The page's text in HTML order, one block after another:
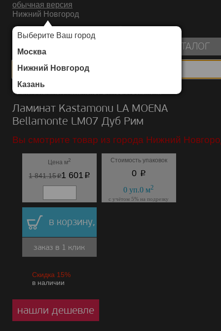
обычная версия
Нижний Новгород
Выберите Ваш город
Москва
Нижний Новгород
Казань
ИНТЕРНЕТ-МАГАЗИН НАПОЛЬНЫХ ПОКРЫТИЙ
КАТАЛОГ
Каталог/Ламинат/Kastamonu/LA MOENA Bellamonte
Ламинат Kastamonu LA MOENA
Bellamonte LM07 Дуб Рим
Вы смотрите товар из города Нижний
Цена м2
1 841.15p1 601 p
Стоимость упаковок
0 p
0 уп.0 м2
с учётом 5% на подрезку
в корзину,
заказ в 1 клик
Скидка 15%
в наличии
нашли дешевле